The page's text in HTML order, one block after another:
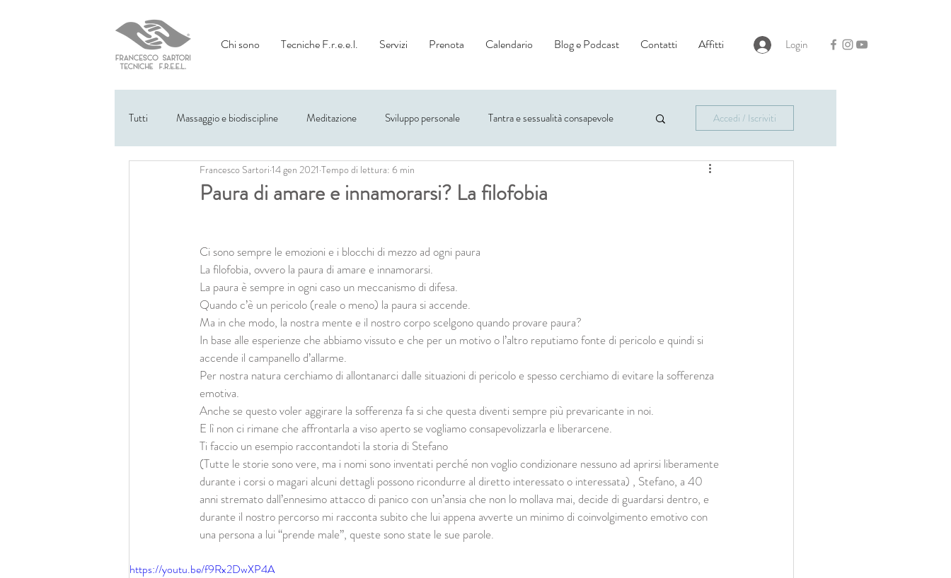
Chi sono Tecniche F.r.e.e.l. Servizi Prenota Calendario Blog e Podcast Contatti Affitti Login
Tutti Massaggio e biodiscipline Meditazione Sviluppo personale Tantra e sessualità consapevole Accedi / Iscriviti
Paura di amare e innamorarsi? La filofobia
Francesco Sartori 14 gen 2021 Tempo di lettura: 6 min
Ci sono sempre le emozioni e i blocchi di mezzo ad ogni paura
La filofobia, ovvero la paura di amare e innamorarsi.
La paura è sempre in ogni caso un meccanismo di difesa.
Quando c’è un pericolo (reale o meno) la paura si accende.
Ma in che modo, la nostra mente e il nostro corpo scelgono quando provare paura?
In base alle esperienze che abbiamo vissuto e che per un motivo o l’altro reputiamo fonte di pericolo e quindi si
accende il campanello d’allarme.
Per nostra natura cerchiamo di allontanarci dalle situazioni di pericolo e spesso cerchiamo di evitare la sofferenza
emotiva.
Anche se questo voler aggirare la sofferenza fa si che questa diventi sempre più prevaricante in noi.
E lì non ci rimane che affrontarla a viso aperto se vogliamo consapevolizzarla e liberarcene.
Ti faccio un esempio raccontandoti la storia di Stefano
(Tutte le storie sono vere, ma i nomi sono inventati perché non voglio condizionare nessuno ad aprirsi liberamente
durante i corsi o magari alcuni dettagli possono ricondurre al diretto interessato o interessata) , Stefano, a 40
anni stremato dall’ennesimo attacco di panico con un’ansia che non lo mollava mai, decide di guardarsi dentro, e
durante il nostro percorso mi racconta subito che lui appena avverte un minimo di coinvolgimento emotivo con
una persona a lui “prende male”, queste sono state le sue parole.
https://youtu.be/f9Rx2DwXP4A